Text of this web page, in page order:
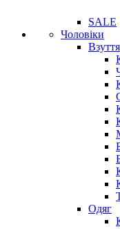
SALE
Чоловіки
Взуття
Одяг